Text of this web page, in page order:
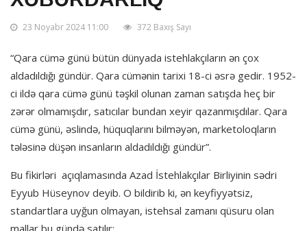
23 Noyabr 2024 11:00 372 Baxış Sayı
“Qara cümə günü bütün dünyada istehlakçıların ən çox
aldadıldığı gündür. Qara cümənin tarixi 18-ci əsrə gedir. 1952-
ci ildə qara cümə günü təşkil olunan zaman satışda heç bir
zərər olmamışdır, satıcılar bundan xeyir qazanmışdılar. Qara
cümə günü, əslində, hüquqlarını bilməyən, marketoloqların
tələsinə düşən insanların aldadıldığı gündür”.
Bu fikirləri açıqlamasında Azad İstehlakçılar Birliyinin sədri
Eyyub Hüseynov deyib. O bildirib ki, ən keyfiyyətsiz,
standartlara uyğun olmayan, istehsal zamanı qüsuru olan